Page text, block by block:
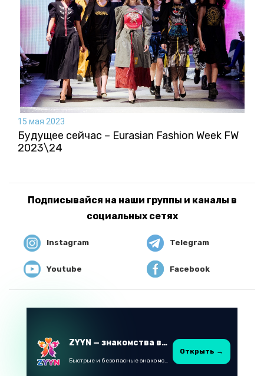
15 мая 2023
Будущее сейчас – Eurasian Fashion Week FW
2023\24
Подписывайся на наши группы и каналы в
социальных сетях
Instagram Telegram
Youtube Facebook
ZYYN — знакомства в Казахстане
Быстрые и безопасные знакомства в Telegram
Открыть →